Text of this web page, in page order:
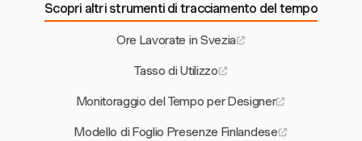
Scopri altri strumenti di tracciamento del tempo
Ore Lavorate in Svezia
Tasso di Utilizzo
Monitoraggio del Tempo per Designer
Modello di Foglio Presenze Finlandese